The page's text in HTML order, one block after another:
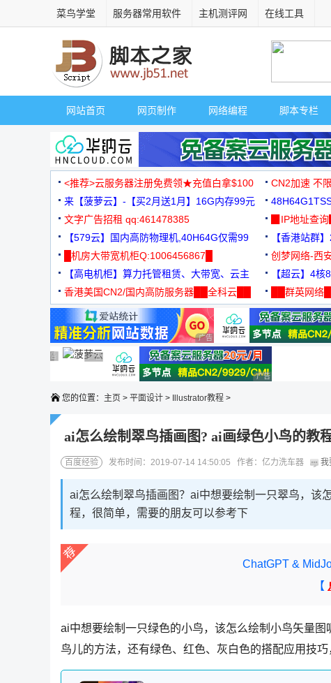
菜鸟学堂 服务器常用软件 主机测评网 在线工具
网站首页 网页制作 网络编程 脚本专栏
<推荐>云服务器注册免费领★充值白拿$100 CN2加速 不
来【菠萝云】-【买2月送1月】16G内存99元
3000+可免
文字广告招租 qq:461478385
▉IP地址查
【579云】国内高防物理机,40H64G仅需99
元
【香港站群
█机房大带宽机柜Q:1006456867█
创梦网络-西
88元/月
【高电机柜】算力托管租赁、大带宽、云主
机
【超云】4核
香港美国CN2/国内高防服务器██全科云██
██群英网
◆◆◆
广告 商业广告，理性选择
广告 商业广告，理性选择
广告 商业广告，理性选择
广告 商业广告，理性选择广告 商业广告，理性选择
广告 商业广告，理性选
您的位置： 主页 > 平面设计 > Illustrator教程 >
ai怎么绘制翠鸟插画图? ai画绿色小鸟的教
百度经验 发布时间：2019-07-14 14:50:05 作者：亿力洗车器 我
ai怎么绘制翠鸟插画图？ai中想要绘制一只翠鸟，该
程，很简单，需要的朋友可以参考下
ChatGPT &
【
ai中想要绘制一只绿色的小鸟，该怎么绘制小鸟矢量
鸟儿的方法，还有绿色、红色、灰白色的搭配应用技巧